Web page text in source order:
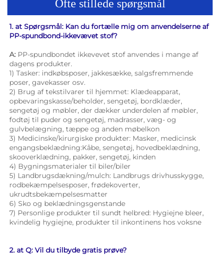
Ofte stillede spørgsmål
1. at Spørgsmål: Kan du fortælle mig om anvendelserne af
PP-spundbond-ikkevævet stof?
A: PP-spundbondet ikkevevet stof anvendes i mange af
dagens produkter.
1) Tasker: indkøbsposer, jakkesække, salgsfremmende
poser, gavekasser osv.
2) Brug af tekstilvarer til hjemmet: Klædeapparat,
opbevaringskasse/beholder, sengetøj, bordklæder,
sengetøj og møbler, der dækker underdelen af møbler,
fodtøj til puder og sengetøj, madrasser, væg- og
gulvbelægning, tæppe og anden møbelkon
3) Medicinske/kirurgiske produkter: Masker, medicinsk
engangsbeklædning:Kåbe, sengetøj, hovedbeklædning,
skooverklædning, pakker, sengetøj, kinden
4) Bygningsmaterialer til biler/biler
5) Landbrugsdækning/mulch: Landbrugs drivhusskygge,
rodbekæmpelsesposer, frødekoverter,
ukrudtsbekæmpelsesmatter
6) Sko og beklædningsgenstande
7) Personlige produkter til sundt helbred: Hygiejne bleer,
kvindelig hygiejne, produkter til inkontinens hos voksne
2. at Q: Vil du tilbyde gratis prøve?